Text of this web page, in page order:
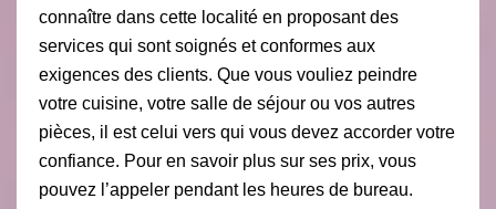
connaître dans cette localité en proposant des
services qui sont soignés et conformes aux
exigences des clients. Que vous vouliez peindre
votre cuisine, votre salle de séjour ou vos autres
pièces, il est celui vers qui vous devez accorder votre
confiance. Pour en savoir plus sur ses prix, vous
pouvez l’appeler pendant les heures de bureau.